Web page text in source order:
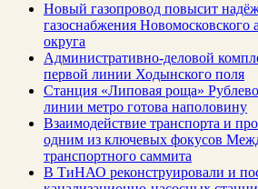
Новый газопровод повысит
газоснабжения Новомосковского
округа
Административно-деловой
первой линии Ходынского поля
Станция «Липовая роща»
линии метро готова наполовину
Взаимодействие транспорта и
одним из ключевых фокусов
транспортного саммита
В ТиНАО реконструировали и